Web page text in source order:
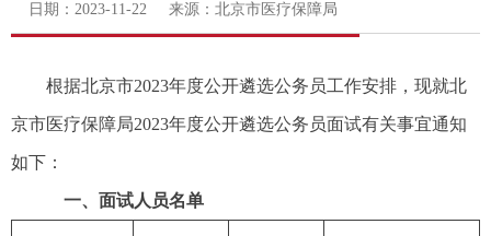
日期：2023-11-22 来源：北京市医疗保障局
根据北京市2023年度公开遴选公务员工作安排，现就北
京市医疗保障局2023年度公开遴选公务员面试有关事宜通知
如下：
一、面试人员名单